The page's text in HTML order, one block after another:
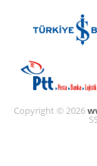
Copyright © 2026